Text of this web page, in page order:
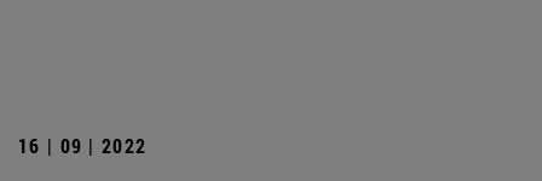
16 | 09 | 2022